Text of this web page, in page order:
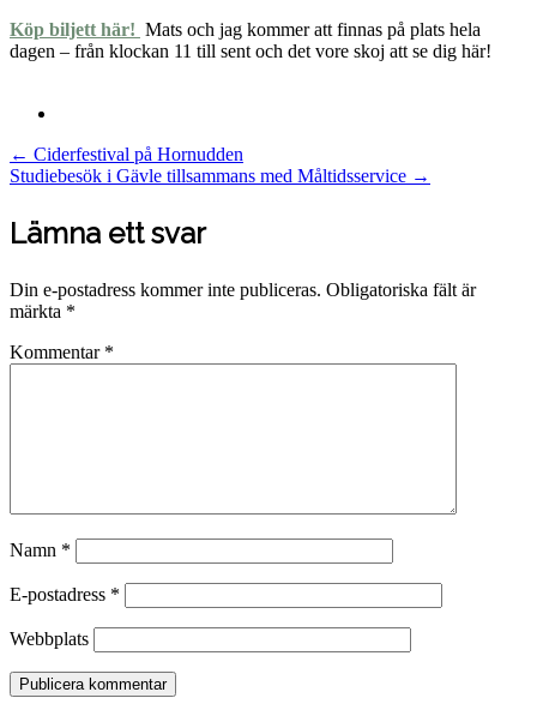
Köp biljett här! Mats och jag kommer att finnas på plats hela
dagen – från klockan 11 till sent och det vore skoj att se dig här!
Post
navigation
← Ciderfestival på Hornudden
Studiebesök i Gävle tillsammans med Måltidsservice →
Lämna ett svar
Din e-postadress kommer inte publiceras. Obligatoriska fält är
märkta *
Kommentar *
Namn *
E-postadress *
Webbplats